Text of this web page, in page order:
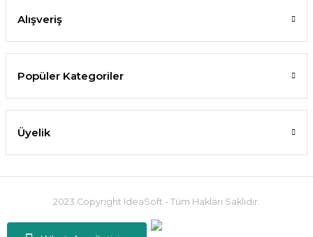
Alışveriş
Popüler Kategoriler
Üyelik
2023 Copyright IdeaSoft - Tüm Hakları Saklıdır.